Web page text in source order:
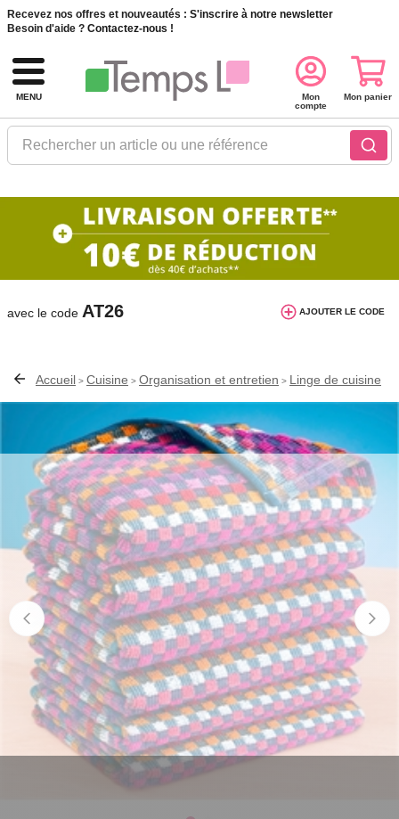
Recevez nos offres et nouveautés : S'inscrire à notre newsletter
Besoin d'aide ? Contactez-nous !
MENU
Rechercher un article ou une référence
Mon
compte
Mon panier
10€ de réduction dès 40€ d'achat. Offre
valable du 03/08/2026 au 12/08/2026.
avec le code AT26 AJOUTER LE CODE
Accueil > Cuisine > Organisation et entretien > Linge de cuisine